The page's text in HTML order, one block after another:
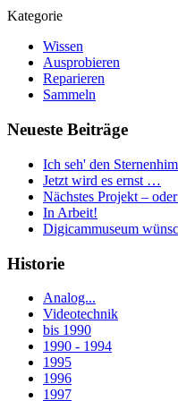
Kategorie
Wissen
Ausprobieren
Reparieren
Sammeln
Neueste Beiträge
Ich seh' den
Jetzt wird es ernst …
Nächstes Projekt –
In Arbeit!
Digicammuseum
Historie
Analog...
Videotechnik
bis 1990
1990 - 1994
1995
1996
1997